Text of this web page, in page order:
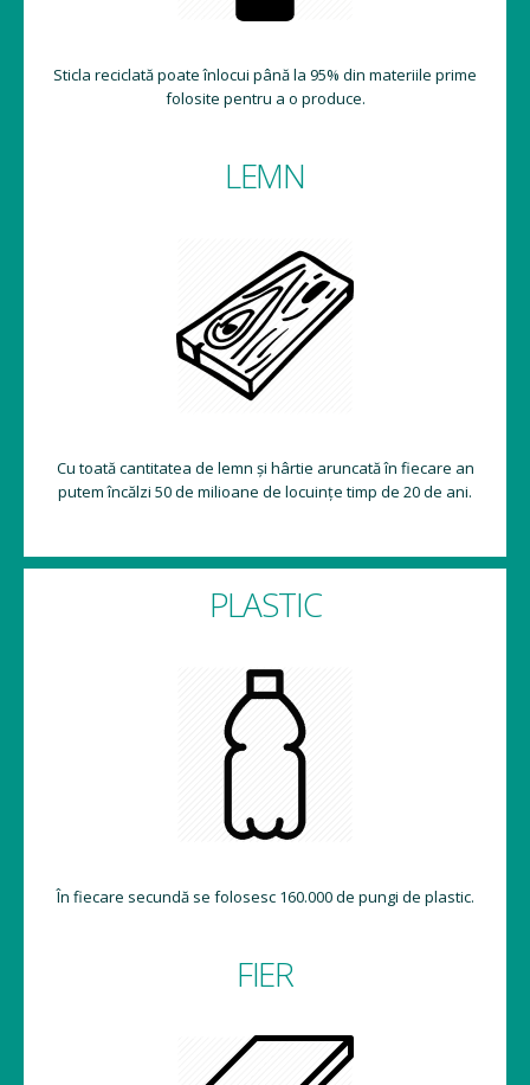
Sticla reciclată poate înlocui până la 95% din materiile prime
folosite pentru a o produce.
LEMN
Cu toată cantitatea de lemn și hârtie aruncată în fiecare an
putem încălzi 50 de milioane de locuințe timp de 20 de ani.
PLASTIC
În fiecare secundă se folosesc 160.000 de pungi de plastic.
FIER